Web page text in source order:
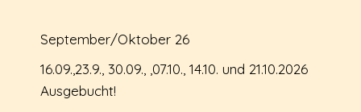
September/Oktober 26
16.09.,23.9., 30.09., ,07.10., 14.10. und 21.10.2026
Ausgebucht!